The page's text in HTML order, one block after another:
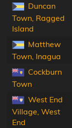
Duncan
Town, Ragged
Island
Matthew
Town, Inagua
Cockburn
Town
West End
Village, West
End